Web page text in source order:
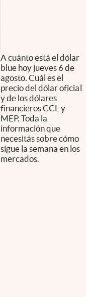
A cuánto está el dólar
blue hoy jueves 6 de
agosto. Cuál es el
precio del dólar oficial
y de los dólares
financieros CCL y
MEP. Toda la
información que
necesitás sobre cómo
sigue la semana en los
mercados.